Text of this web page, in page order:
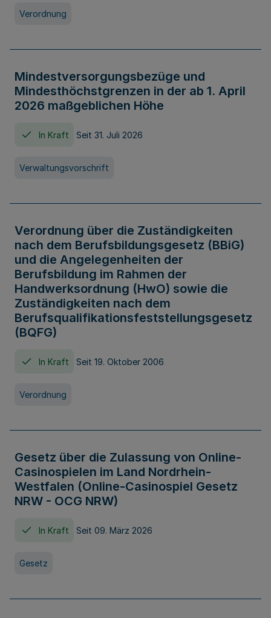
Verordnung
Mindestversorgungsbezüge und
Mindesthöchstgrenzen in der ab 1. April
2026 maßgeblichen Höhe
In Kraft Seit 31. Juli 2026
Verwaltungsvorschrift
Verordnung über die Zuständigkeiten
nach dem Berufsbildungsgesetz (BBiG)
und die Angelegenheiten der
Berufsbildung im Rahmen der
Handwerksordnung (HwO) sowie die
Zuständigkeiten nach dem
Berufsqualifikationsfeststellungsgesetz
(BQFG)
In Kraft Seit 19. Oktober 2006
Verordnung
Gesetz über die Zulassung von Online-
Casinospielen im Land Nordrhein-
Westfalen (Online-Casinospiel Gesetz
NRW - OCG NRW)
In Kraft Seit 09. März 2026
Gesetz